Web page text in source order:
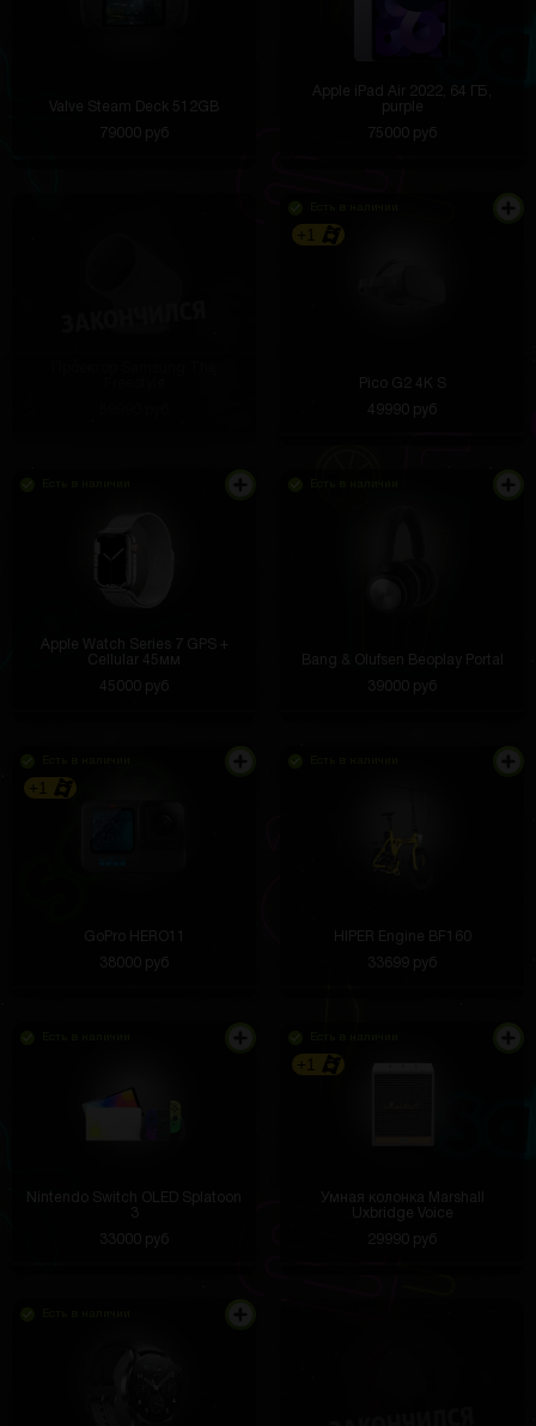
Valve Steam Deck 512GB
79000 руб
Apple iPad Air 2022, 64 ГБ,
purple
75000 руб
+1
Pico G2 4K S
49990 руб
Apple Watch Series 7 GPS +
Cellular 45мм
45000 руб
Bang & Olufsen Beoplay Portal
39000 руб
+1
GoPro HERO11
38000 руб
HIPER Engine BF160
33699 руб
Nintendo Switch OLED Splatoon
3
33000 руб
+1
Умная колонка Marshall
Uxbridge Voice
29990 руб